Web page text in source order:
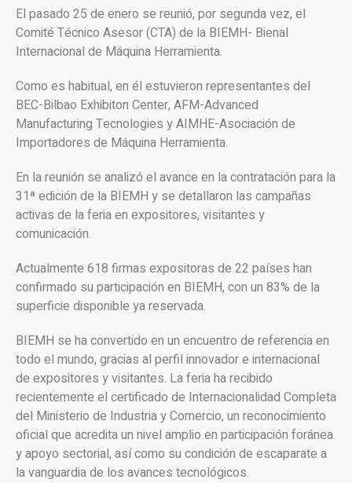
El pasado 25 de enero se reunió, por segunda vez, el
Comité Técnico Asesor (CTA) de la BIEMH- Bienal
Internacional de Máquina Herramienta.
Como es habitual, en él estuvieron representantes del
BEC-Bilbao Exhibiton Center, AFM-Advanced
Manufacturing Tecnologies y AIMHE-Asociación de
Importadores de Máquina Herramienta.
En la reunión se analizó el avance en la contratación para la
31ª edición de la BIEMH y se detallaron las campañas
activas de la feria en expositores, visitantes y
comunicación.
Actualmente 618 firmas expositoras de 22 países han
confirmado su participación en BIEMH, con un 83% de la
superficie disponible ya reservada.
BIEMH se ha convertido en un encuentro de referencia en
todo el mundo, gracias al perfil innovador e internacional
de expositores y visitantes. La feria ha recibido
recientemente el certificado de Internacionalidad Completa
del Ministerio de Industria y Comercio, un reconocimiento
oficial que acredita un nivel amplio en participación foránea
y apoyo sectorial, así como su condición de escaparate a
la vanguardia de los avances tecnológicos.